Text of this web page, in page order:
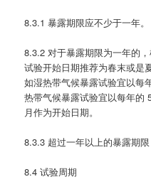
8.3.1 暴露期限应不少于一年。
8.3.2 对于暴露期限为一年的
试验开始日期推荐为春末或是
如湿热带气候暴露试验宜以每
热带气候暴露试验宜以每年的
月作为开始日期。
8.3.3 超过一年以上的暴露期
8.4 试验周期